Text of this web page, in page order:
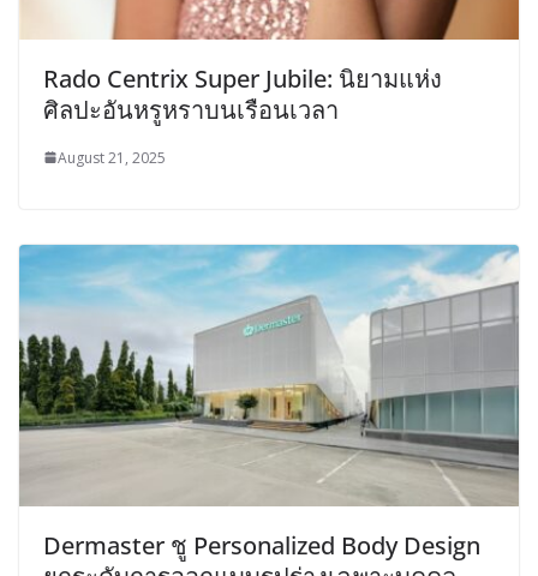
Rado Centrix Super Jubile: นิยามแห่ง
ศิลปะอันหรูหราบนเรือนเวลา
August 21, 2025
Dermaster ชู Personalized Body Design